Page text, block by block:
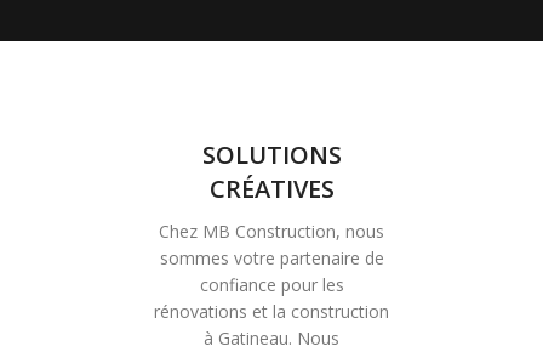
SOLUTIONS
CRÉATIVES
Chez MB Construction, nous
sommes votre partenaire de
confiance pour les
rénovations et la construction
à Gatineau. Nous